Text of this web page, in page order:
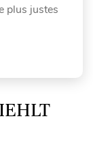
plus justes